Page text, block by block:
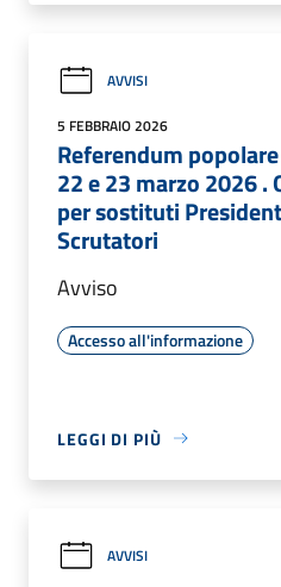
AVVISI
5 FEBBRAIO 2026
Referendum
22 e 23 marzo 2026 .
per sostituti
Scrutatori
Avviso
Accesso all'informazione
LEGGI DI PIÙ
AVVISI